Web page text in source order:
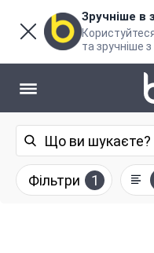
Зручніше в
та зручніше
Фільтри 1